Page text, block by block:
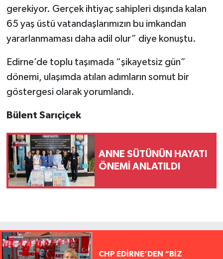
gerekiyor. Gerçek ihtiyaç sahipleri dışında kalan
65 yaş üstü vatandaşlarımızın bu imkandan
yararlanmaması daha adil olur” diye konuştu.
Edirne’de toplu taşımada “şikayetsiz gün”
dönemi, ulaşımda atılan adımların somut bir
göstergesi olarak yorumlandı.
Bülent Sarıçiçek
ANNE SÜTÜNÜN HAYATI
ÖNEMİ ANLATILDI
CHP EDİRNE’DEN “BİZ